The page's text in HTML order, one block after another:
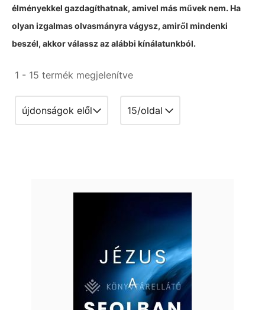
élményekkel gazdagíthatnak, amivel más művek nem. Ha
olyan izgalmas olvasmányra vágysz, amiről mindenki
beszél, akkor válassz az alábbi kínálatunkból.
1 - 15 termék megjelenítve